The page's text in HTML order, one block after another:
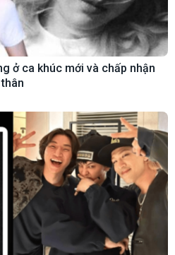
ở ca khúc mới và chấp nhận